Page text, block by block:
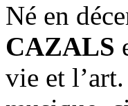
Né en
CAZALS
vie et